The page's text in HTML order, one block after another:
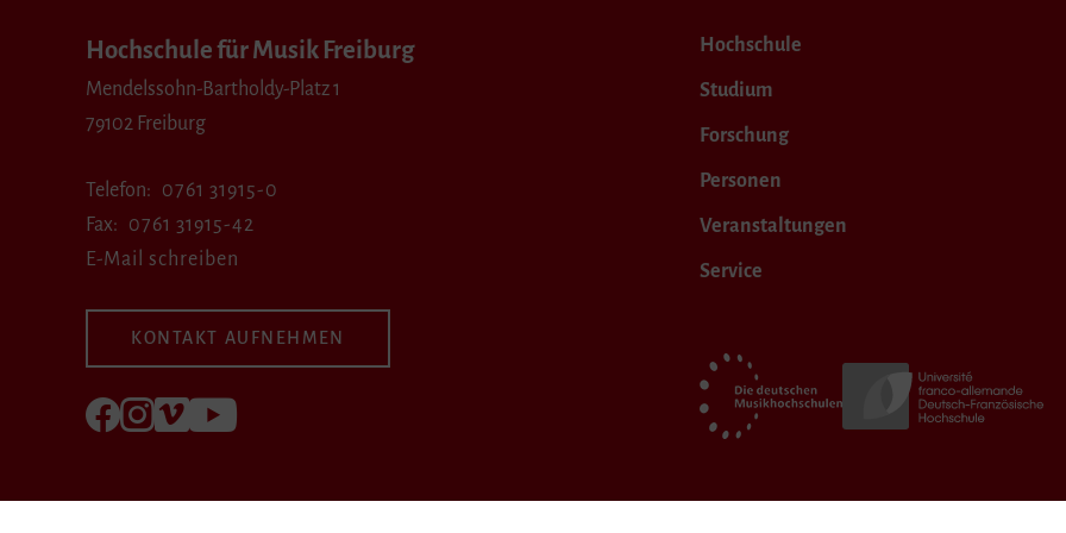
Hochschule für Musik Freiburg
Mendelssohn-Bartholdy-Platz 1
79102 Freiburg
Telefon
0761 31915-0
Fax
0761 31915-42
E-Mail schreiben
KONTAKT AUFNEHMEN
Folgen Sie uns auf Facebook
Folgen Sie uns auf Instagram
Besuchen Sie uns bei Vimeo
Hochschule
Studium
Forschung
Personen
Veranstaltungen
Service